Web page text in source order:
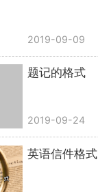
2019-09-09
题记的格式
2019-09-24
英语信件格式